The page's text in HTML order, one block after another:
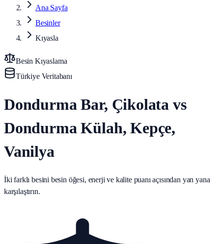
Ana Sayfa
Besinler
Kıyasla
Besin Kıyaslama
Türkiye Veritabanı
Dondurma Bar, Çikolata vs
Dondurma Külah, Kepçe,
Vanilya
İki farklı besini besin öğesi, enerji ve kalite puanı açısından yan yana
karşılaştırın.